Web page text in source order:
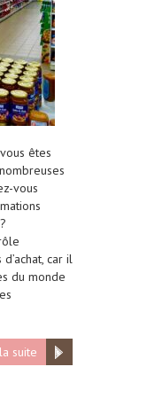
êtes
vous
car il
du monde
suite